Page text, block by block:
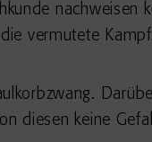
nachweisen
vermutete
diesen keine